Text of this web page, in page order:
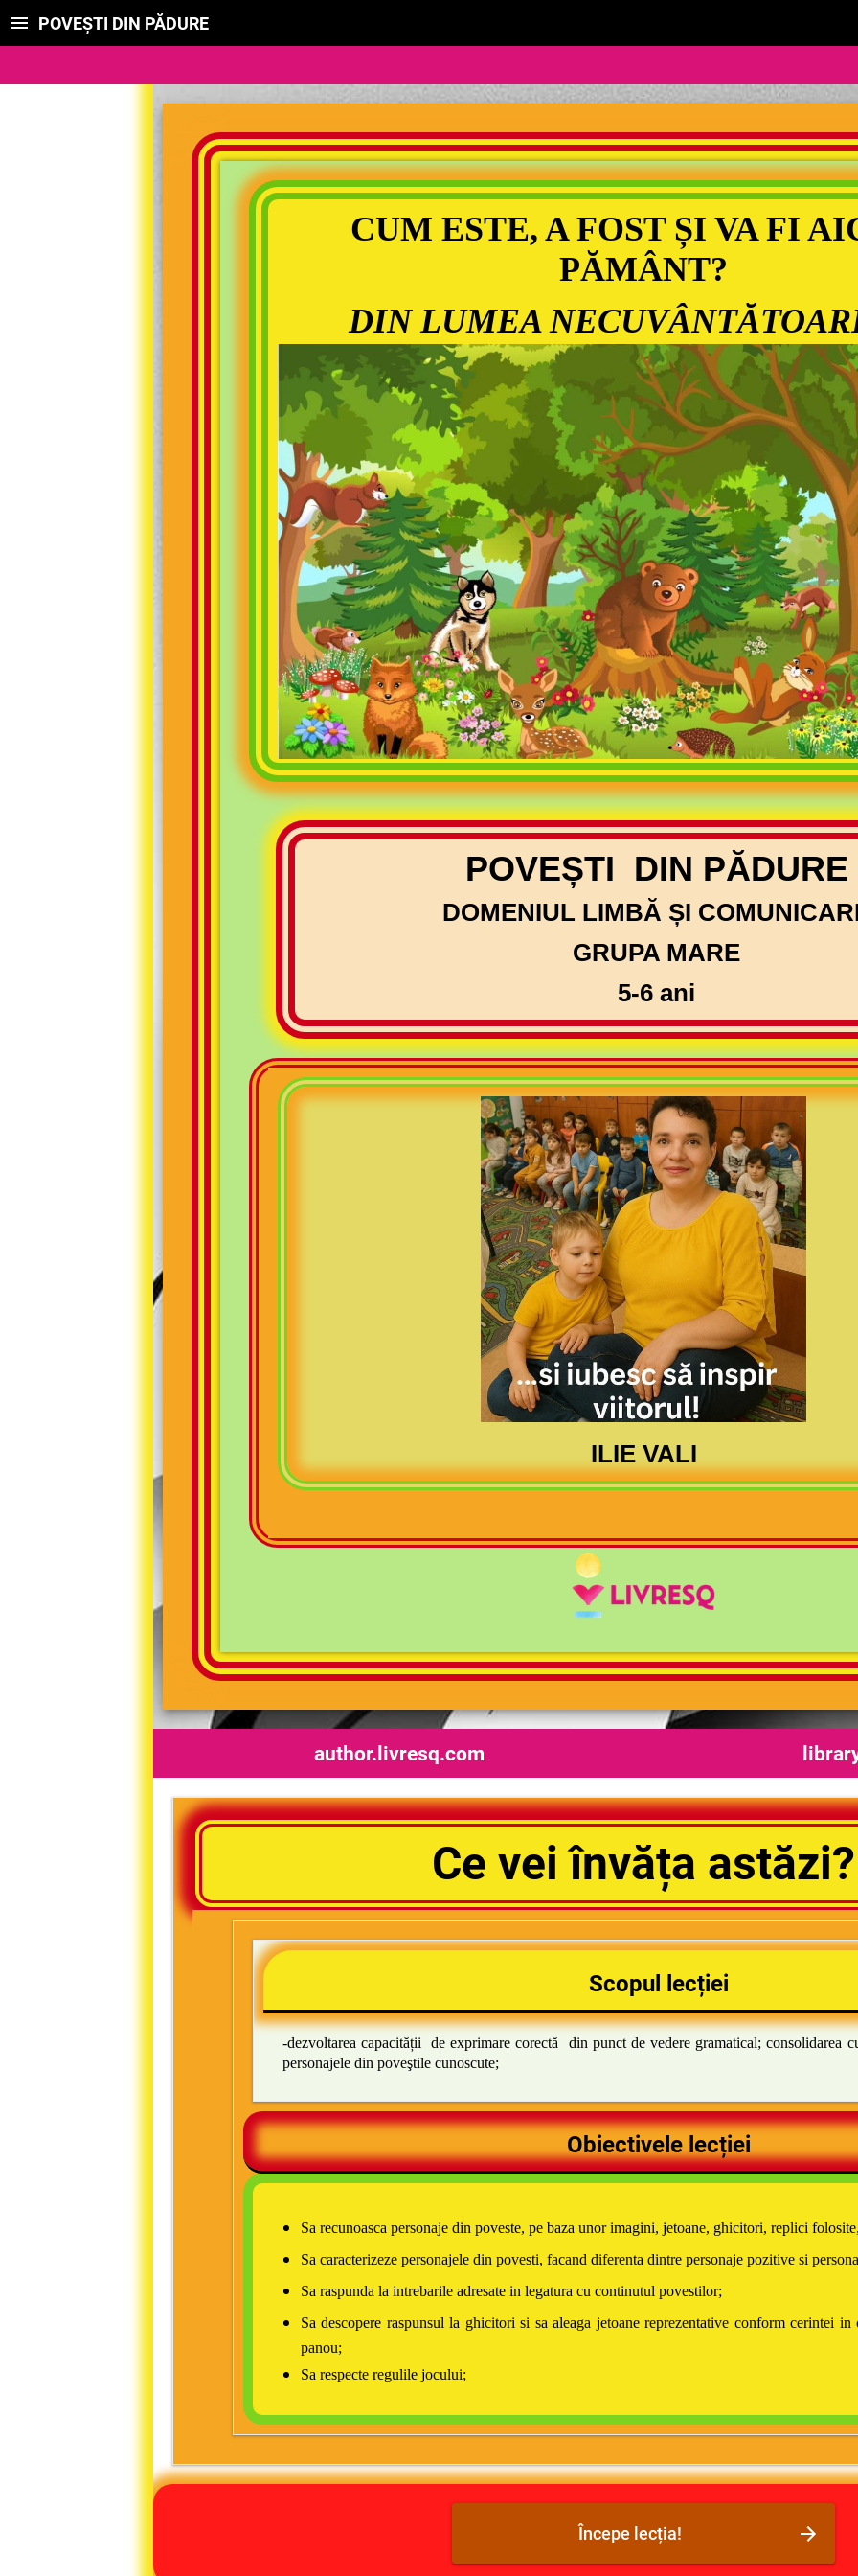
POVEȘTI DIN PĂDURE
CUM ESTE, A FOST ȘI VA FI
PĂMÂNT?
DIN LUMEA
POVEȘTI DIN PĂDURE
DOMENIUL LIMBĂ ȘI
GRUPA MARE
5-6 ani
ILIE VALI
author.livresq.com
Ce vei învăța astăzi?
Scopul lecției
-dezvoltarea capacității de exprimare corectă din punct de vedere gramatical; consolidarea
personajele din poveştile cunoscute;
Obiectivele lecției
Sa recunoasca personaje din poveste, pe baza unor imagini, jetoane, ghicitori, replici
Sa caracterizeze personajele din povesti, facand diferenta dintre personaje pozitive si
Sa raspunda la intrebarile adresate in legatura cu continutul povestilor;
Sa descopere raspunsul la ghicitori si sa aleaga jetoane reprezentative conform cerintei in
panou;
Sa respecte regulile jocului;
Începe lecția!